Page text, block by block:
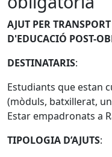
AJUT PER
D'EDUCACIÓ POST-
DESTINATARIS:
Estudiants que estan
(mòduls, batxillerat,
Estar empadronats a
TIPOLOGIA D’AJUTS: